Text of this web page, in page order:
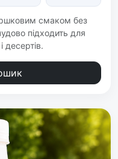
смаком без
підходить для